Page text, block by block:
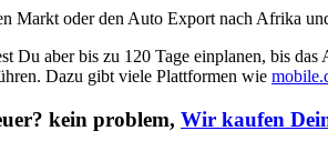
Markt oder den Auto Export nach Afrika
Du aber bis zu 120 Tage einplanen, bis
Dazu gibt viele Plattformen wie
kein problem, Wir kaufen